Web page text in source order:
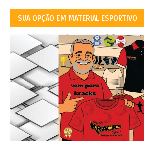
SUA OPÇÃO EM MATERIAL ESPORTIVO